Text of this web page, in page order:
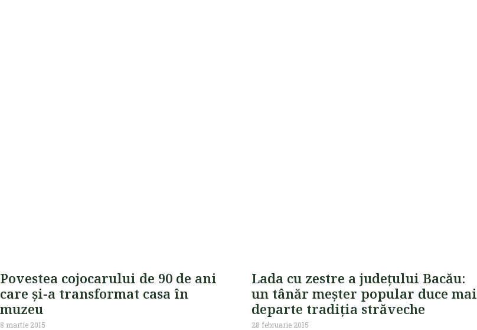
Povestea cojocarului de 90 de ani
care și-a transformat casa în
muzeu
8 martie 2015
Lada cu zestre a județului Bacău:
un tânăr meșter popular duce mai
departe tradiția străveche
28 februarie 2015